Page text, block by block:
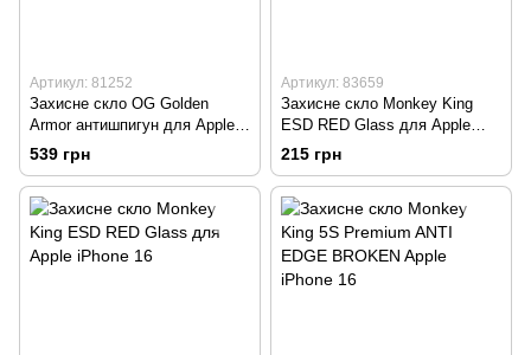
Артикул: 81252
Захисне скло OG Golden
Armor антишпигун для Apple
iPhone 15/iPhone 16 Black
539 грн
Артикул: 83659
Захисне скло Monkey King
ESD RED Glass для Apple
iPhone 14 Pro Black
215 грн